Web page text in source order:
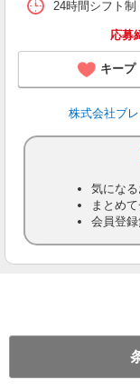
24時間シフト
応募
キープ
株式会社ブ
気にな
まとめ
会員登